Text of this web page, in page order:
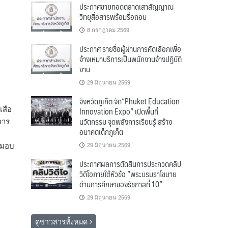
สือ
ร
อบ
ประกาศขายทอดตลาดเสาสัญญาณ
วิทยุสื่อสารพร้อมรื้อถอน
8 กรกฎาคม 2569
ประกาศ รายชื่อผู้ผ่านการคัดเลือกเพื่อ
จ้างเหมาบริการเป็นพนักงานจ้างปฏิบัติ
งาน
29 มิถุนายน 2569
จังหวัดภูเก็ต จัด“Phuket Education
Innovation Expo” เปิดพื้นที่
นวัตกรรม จุดพลังการเรียนรู้ สร้าง
อนาคตเด็กภูเก็ต
29 มิถุนายน 2569
ประกาศผลการตัดสินการประกวดคลิป
วิดีโอภายใต้หัวข้อ “พระบรมราโชบาย
ด้านการศึกษาของรัชกาลที่ 10”
29 มิถุนายน 2569
ดูข่าวสารทั้งหมด